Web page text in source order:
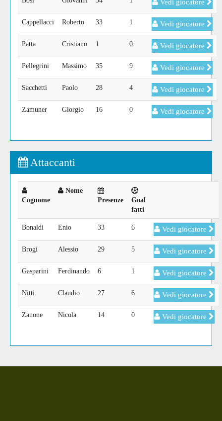
Vedi giocatore
Cappellacci Roberto 33 1 Vedi giocatore
Patta Cristiano 1 0 Vedi giocatore
Pellegrini Massimo 35 9 Vedi giocatore
Sacchetti Paolo 28 4 Vedi giocatore
Zamuner Giorgio 16 0 Vedi giocatore
Attaccanti
Cognome
Nome
Presenze
Goal
fatti
Bonaldi Enio 33 6 Vedi giocatore
Brogi Alessio 29 5 Vedi giocatore
Gasparini Ferdinando 6 1 Vedi giocatore
Nitti Claudio 27 6 Vedi giocatore
Zanone Nicola 14 0 Vedi giocatore